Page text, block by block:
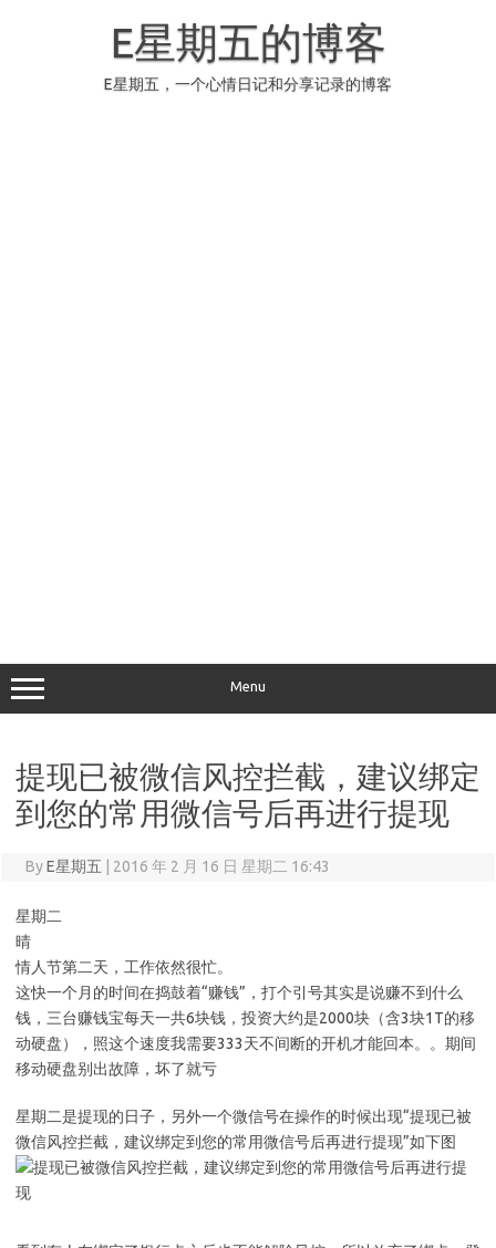
E星期五的博客
E星期五，一个心情日记和分享记录的博客
Menu
提现已被微信风控拦截，建议绑定
到您的常用微信号后再进行提现
ByE星期五 2016 年 2 月 16 日 星期二 16:43
星期二
晴
情人节第二天，工作依然很忙。
这快一个月的时间在捣鼓着“赚钱”，打个引号其实是说赚不到什么
钱，三台赚钱宝每天一共6块钱，投资大约是2000块（含3块1T的移
动硬盘），照这个速度我需要333天不间断的开机才能回本。。期间
移动硬盘别出故障，坏了就亏
星期二是提现的日子，另外一个微信号在操作的时候出现“提现已被
微信风控拦截，建议绑定到您的常用微信号后再进行提现”如下图